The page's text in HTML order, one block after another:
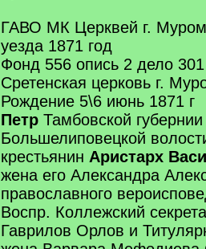
ГАВО МК Церквей г.
уезда 1871 год
Фонд 556 опись 2 дело 301
Сретенская церковь г.
Рождение 5\6 июнь 1871 г
Петр Тамбовской
Большелиповецкой
крестьянин Аристарх
жена его Александра
православного
Воспр. Коллежский
Гаврилов Орлов и